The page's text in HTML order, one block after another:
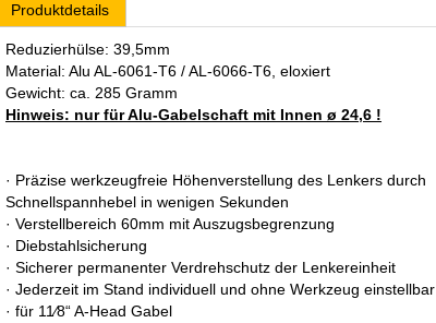
Produktdetails
Reduzierhülse: 39,5mm
Material: Alu AL-6061-T6 / AL-6066-T6, eloxiert
Gewicht: ca. 285 Gramm
Hinweis: nur für Alu-Gabelschaft mit Innen ø 24,6 !
· Präzise werkzeugfreie Höhenverstellung des Lenkers durch
Schnellspannhebel in wenigen Sekunden
· Verstellbereich 60mm mit Auszugsbegrenzung
· Diebstahlsicherung
· Sicherer permanenter Verdrehschutz der Lenkereinheit
· Jederzeit im Stand individuell und ohne Werkzeug einstellbar
· für 11∕8“ A-Head Gabel